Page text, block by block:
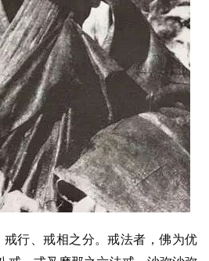
戒行、戒相之分。戒法者，佛为优